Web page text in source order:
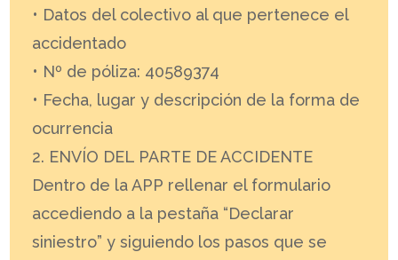
• Datos del colectivo al que pertenece el
accidentado
• Nº de póliza: 40589374
• Fecha, lugar y descripción de la forma de
ocurrencia
2. ENVÍO DEL PARTE DE ACCIDENTE
Dentro de la APP rellenar el formulario
accediendo a la pestaña “Declarar
siniestro” y siguiendo los pasos que se